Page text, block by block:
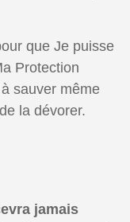
que Je puisse
Protection
sauver même
la dévorer.
jamais